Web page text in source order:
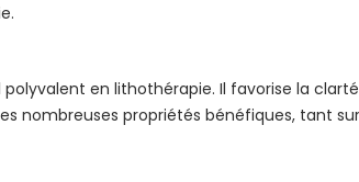
en lithothérapie. Il favorise la
nombreuses propriétés bénéfiques, tant